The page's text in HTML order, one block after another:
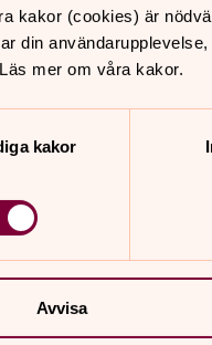
kakor (cookies) är
din
mer om våra kakor.
kakor
Avvisa
Uppsala
emot externa